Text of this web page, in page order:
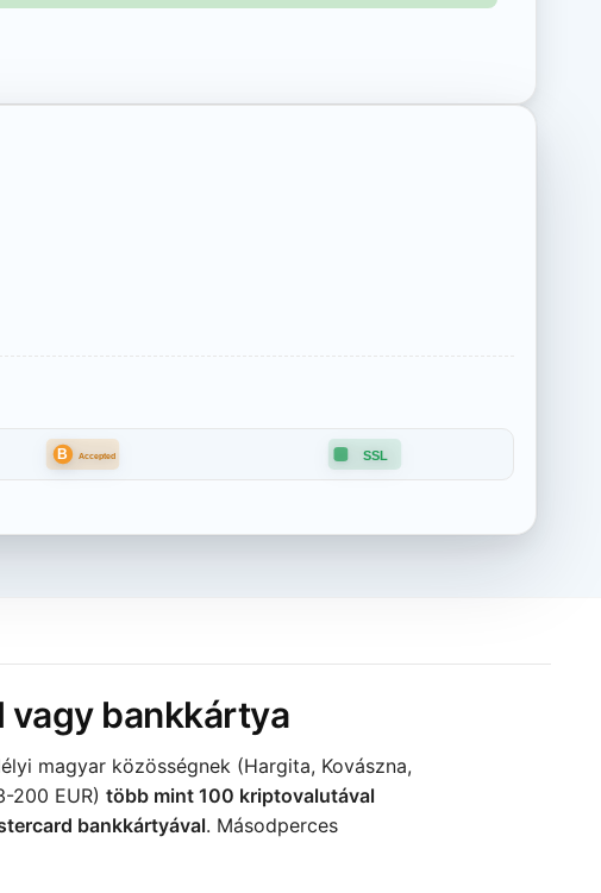
B Accepted SSL
vagy bankkártya
magyar közösségnek (Hargita, Kovászna,
EUR) több mint 100 kriptovalutával
bankkártyával. Másodperces